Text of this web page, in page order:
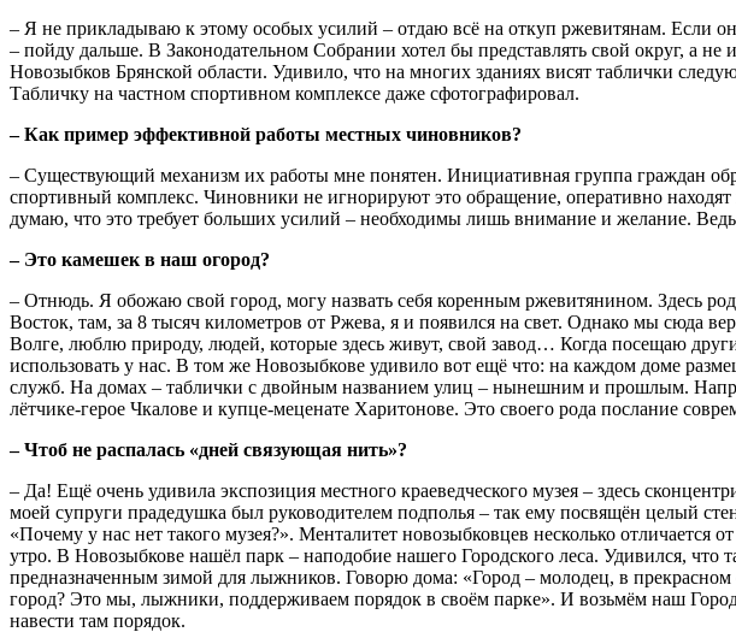
– Я не прикладываю к этому особых усилий – отдаю всё на откуп ржевитянам. Если
– пойду дальше. В Законодательном Собрании хотел бы представлять свой округ, а
Новозыбков Брянской области. Удивило, что на многих зданиях висят таблички
Табличку на частном спортивном комплексе даже сфотографировал.
– Как пример эффективной работы местных чиновников?
– Существующий механизм их работы мне понятен. Инициативная группа граждан
спортивный комплекс. Чиновники не игнорируют это обращение, оперативно
думаю, что это требует больших усилий – необходимы лишь внимание и желание.
– Это камешек в наш огород?
– Отнюдь. Я обожаю свой город, могу назвать себя коренным ржевитянином. Здесь
Восток, там, за 8 тысяч километров от Ржева, я и появился на свет. Однако мы сюда
Волге, люблю природу, людей, которые здесь живут, свой завод… Когда посещаю
использовать у нас. В том же Новозыбкове удивило вот ещё что: на каждом доме
служб. На домах – таблички с двойным названием улиц – нынешним и прошлым.
лётчике-герое Чкалове и купце-меценате Харитонове. Это своего рода послание
– Чтоб не распалась «дней связующая нить»?
– Да! Ещё очень удивила экспозиция местного краеведческого музея – здесь
моей супруги прадедушка был руководителем подполья – так ему посвящён целый
«Почему у нас нет такого музея?». Менталитет новозыбковцев несколько
утро. В Новозыбкове нашёл парк – наподобие нашего Городского леса. Удивился, что
предназначенным зимой для лыжников. Говорю дома: «Город – молодец, в
город? Это мы, лыжники, поддерживаем порядок в своём парке». И возьмём наш
навести там порядок.